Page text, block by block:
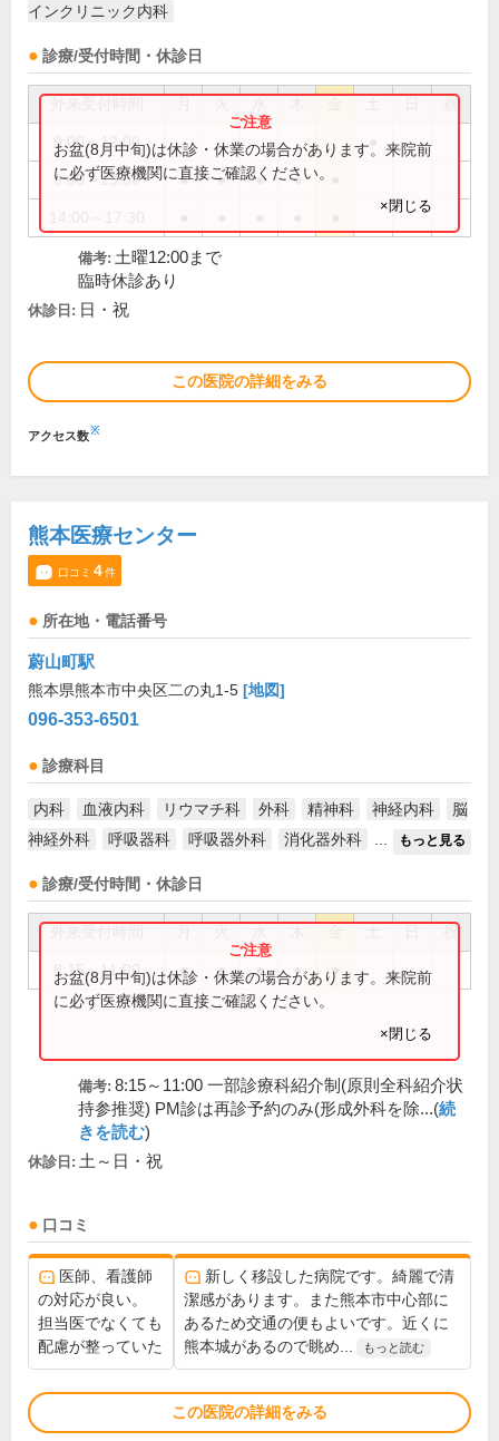
インクリニック内科
診療/受付時間・休診日
祝
9:00～12:00
9:00～13:00 ● ● ● ●
お盆(8月中旬)は休診・休業の場合があります。来院前
に必ず医療機関に直接ご確認ください。
×閉じる
備考: 土曜12:00まで
臨時休診あり
休診日: 日・祝
この医院の詳細をみる
アクセス数※
熊本医療センター
口コミ 4件
所在地・電話番号
蔚山町駅
熊本県熊本市中央区二の丸1-5 [地図]
096-353-6501
診療科目
内科 血液内科 リウマチ科 外科 精神科 神経内科
脳
神経外科
呼吸器科 呼吸器外科 消化器外科 もっと見る
診療/受付時間・休診日
祝
8:15～11:00 ● ● ● ● ●
お盆(8月中旬)は休診・休業の場合があります。来院前
に必ず医療機関に直接ご確認ください。
×閉じる
備考: 8:15～11:00 一部診療科紹介制(原則全科紹介状
持参推奨) PM診は再診予約のみ(形成外科を除...(続
きを読む)
休診日: 土～日・祝
口コミ
医師、看護師
の対応が良い。
担当医でなくても
配慮が整っていた
新しく移設した病院です。綺麗で清
潔感があります。また熊本市中心部に
あるため交通の便もよいです。近くに
熊本城があるので眺め...
もっと読む
この医院の詳細をみる